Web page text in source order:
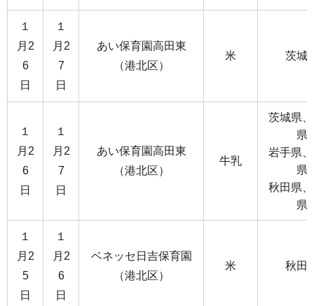
１
月2
6
日
１
月2
7
日
あい保育園高田東
（港北区）
米 茨城
１
月2
6
日
１
月2
7
日
あい保育園高田東
（港北区）
牛乳
茨城県
県
岩手県
県
秋田県
県
１
月2
5
日
１
月2
6
日
ベネッセ日吉保育園
（港北区）
米 秋田